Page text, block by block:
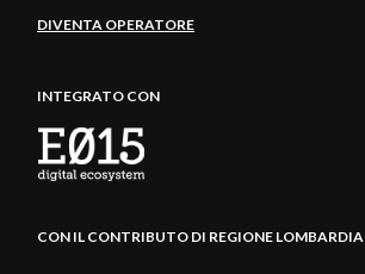
DIVENTA OPERATORE
INTEGRATO CON
CON IL CONTRIBUTO DI REGIONE LOMBARDIA